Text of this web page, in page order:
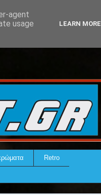
Retro
agent
usage
LEARN MORE